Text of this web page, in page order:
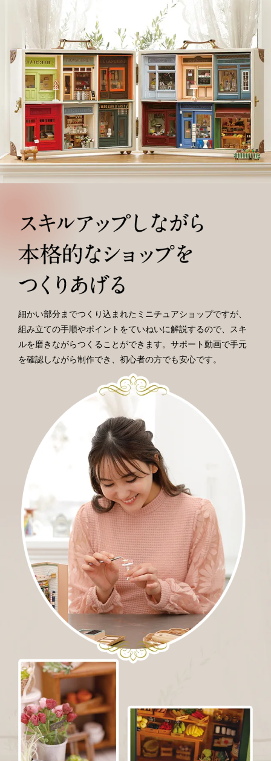
細かい部分までつくり込まれたミニチュアショップですが、
組み立ての手順やポイントをていねいに解説するので、
スキ
ルを磨きながらつくることができます。サポート動画で手元
を確認しながら制作でき、初心者の方でも安心です。